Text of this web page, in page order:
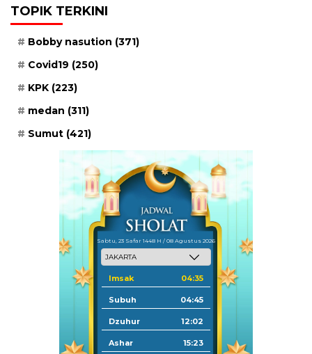
TOPIK TERKINI
Bobby nasution (371)
Covid19 (250)
KPK (223)
medan (311)
Sumut (421)
Sabtu, 23 Safar 1448 H / 08 Agustus 2026
Imsak 04:35
Subuh 04:45
Dzuhur 12:02
Ashar 15:23